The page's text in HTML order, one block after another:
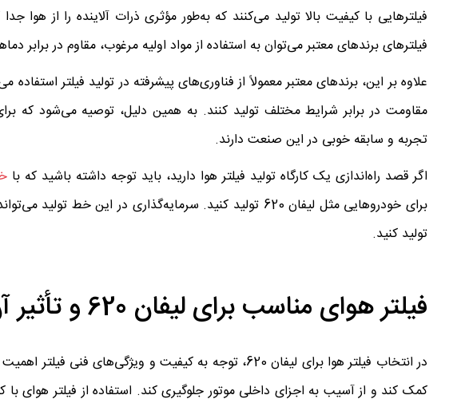
فیلترهایی با کیفیت بالا تولید می‌کنند که به‌طور مؤثری ذرات آلاینده را از هوا
فیلترهای برندهای معتبر می‌توان به استفاده از مواد اولیه مرغوب، مقاوم در برابر
علاوه بر این، برندهای معتبر معمولاً از فناوری‌های پیشرفته در تولید فیلتر
تجربه و سابقه خوبی در این صنعت دارند.
اگر قصد راه‌اندازی یک کارگاه تولید فیلتر هوا دارید، باید توجه داشته باشید که با
برای خودروهایی مثل لیفان 620 تولید کنید. سرمایه‌گذاری در
تولید کنید.
فیلتر هوای مناسب برای لیفان 620 و تأثیر آن بر عملکرد موتور
در انتخاب فیلتر هوا برای لیفان 620، توجه به کیفیت و
کمک کند و از آسیب به اجزای داخلی موتور جلوگیری کند. استفاده از فیلتر هوای با